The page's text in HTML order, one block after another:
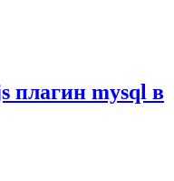
плагин mysql в